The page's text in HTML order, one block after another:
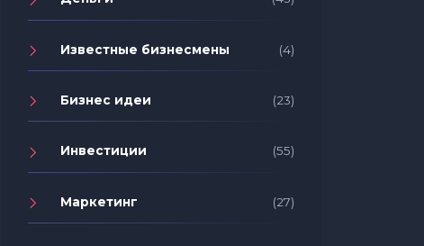
Известные бизнесмены (4)
Бизнес идеи (23)
Инвестиции (55)
Маркетинг (27)